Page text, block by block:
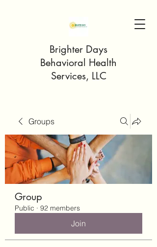
Brighter Days
Behavioral Health
Services, LLC
Groups
Group
Public · 92 members
Join